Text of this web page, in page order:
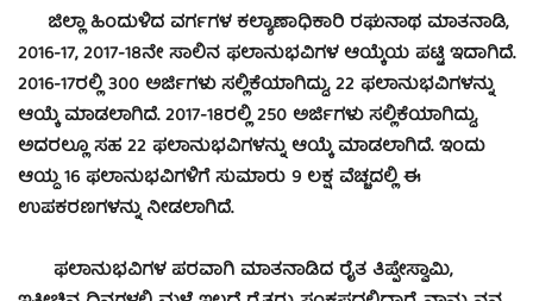
ಜಿಲ್ಲಾ ಹಿಂದುಳಿದ ವರ್ಗಗಳ ಕಲ್ಯಾಣಾಧಿಕಾರಿ ರಘುನಾಥ ಮಾತನಾಡಿ,
2016-17, 2017-18ನೇ ಸಾಲಿನ ಫಲಾನುಭವಿಗಳ ಆಯ್ಕೆಯ ಪಟ್ಟಿ ಇದಾಗಿದೆ.
2016-17ರಲ್ಲಿ 300 ಅರ್ಜಿಗಳು ಸಲ್ಲಿಕೆಯಾಗಿದ್ದು, 22 ಫಲಾನುಭವಿಗಳನ್ನು
ಆಯ್ಕೆ ಮಾಡಲಾಗಿದೆ. 2017-18ರಲ್ಲಿ 250 ಅರ್ಜಿಗಳು ಸಲ್ಲಿಕೆಯಾಗಿದ್ದು,
ಅದರಲ್ಲೂ ಸಹ 22 ಫಲಾನುಭವಿಗಳನ್ನು ಆಯ್ಕೆ ಮಾಡಲಾಗಿದೆ. ಇಂದು
ಆಯ್ದ 16 ಫಲಾನುಭವಿಗಳಿಗೆ ಸುಮಾರು 9 ಲಕ್ಷ ವೆಚ್ಚದಲ್ಲಿ ಈ
ಉಪಕರಣಗಳನ್ನು ನೀಡಲಾಗಿದೆ.
ಫಲಾನುಭವಿಗಳ ಪರವಾಗಿ ಮಾತನಾಡಿದ ರೈತ ತಿಪ್ಪೇಸ್ವಾಮಿ,